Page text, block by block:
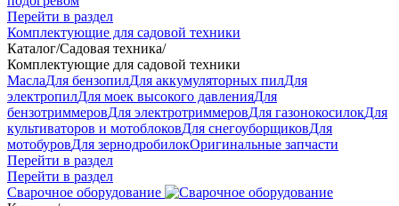
Перейти в раздел
Комплектующие для садовой техники
Каталог/Садовая техника/
Комплектующие для садовой техники
МаслаДля бензопилДля аккумуляторных пилДля
электропилДля моек высокого давленияДля
бензотриммеровДля электротриммеровДля газонокосилокДля
культиваторов и мотоблоковДля снегоуборщиковДля
мотобуровДля зернодробилокОригинальные запчасти
Перейти в раздел
Перейти в раздел
Сварочное оборудование